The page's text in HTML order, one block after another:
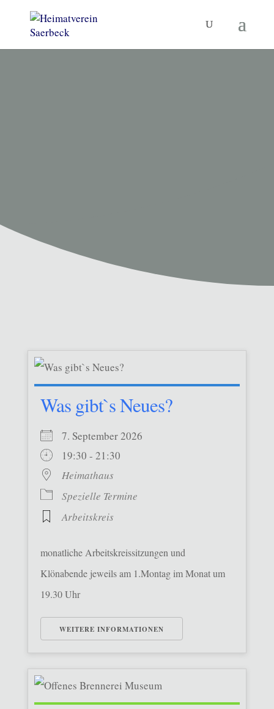
Was gibt`s Neues?
7. September 2026
19:30 - 21:30
Heimathaus
Spezielle Termine
Arbeitskreis
monatliche Arbeitskreissitzungen und
Klönabende jeweils am 1.Montag im Monat um
19.30 Uhr
WEITERE INFORMATIONEN